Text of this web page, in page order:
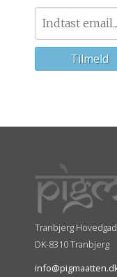
Tranbjerg
DK-8310 Tranbjerg